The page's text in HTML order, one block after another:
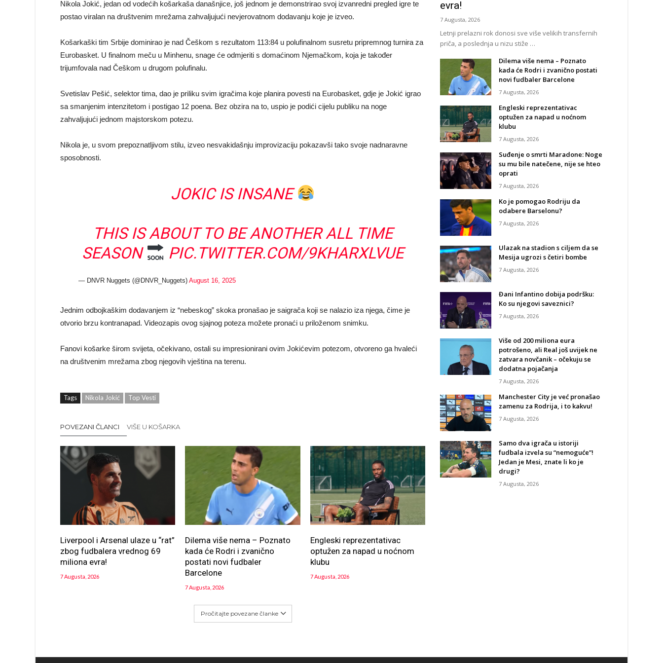
Nikola Jokić, jedan od vodećih košarkaša današnjice, još jednom je demonstrirao svoj izvanredni pregled igre te
postao viralan na društvenim mrežama zahvaljujući nevjerovatnom dodavanju koje je izveo.
Košarkaški tim Srbije dominirao je nad Češkom s rezultatom 113:84 u polufinalnom susretu pripremnog turnira za
Eurobasket. U finalnom meču u Minhenu, snage će odmjeriti s domaćinom Njemačkom, koja je također
trijumfovala nad Češkom u drugom polufinalu.
Svetislav Pešić, selektor tima, dao je priliku svim igračima koje planira povesti na Eurobasket, gdje je Jokić igrao
sa smanjenim intenzitetom i postigao 12 poena. Bez obzira na to, uspio je podići cijelu publiku na noge
zahvaljujući jednom majstorskom potezu.
Nikola je, u svom prepoznatljivom stilu, izveo nesvakidašnju improvizaciju pokazavši tako svoje nadnaravne
sposobnosti.
JOKIC IS INSANE
THIS IS ABOUT TO BE ANOTHER ALL TIME
SEASON
PIC.TWITTER.COM/9KHARXLVUE
— DNVR Nuggets (@DNVR_Nuggets) August 16, 2025
Jednim odbojkaškim dodavanjem iz “nebeskog” skoka pronašao je saigrača koji se nalazio iza njega, čime je
otvorio brzu kontranapad. Videozapis ovog sjajnog poteza možete pronaći u priloženom snimku.
Fanovi košarke širom svijeta, očekivano, ostali su impresionirani ovim Jokićevim potezom, otvoreno ga hvaleći
na društvenim mrežama zbog njegovih vještina na terenu.
Tags Nikola Jokić Top Vesti
POVEZANI ČLANCI VIŠE U KOŠARKA
Liverpool i Arsenal ulaze u “rat”
zbog fudbalera vrednog 69
miliona evra!
7 Augusta, 2026
Dilema više nema – Poznato
kada će Rodri i zvanično
postati novi fudbaler
Barcelone
7 Augusta, 2026
Engleski reprezentativac
optužen za napad u noćnom
klubu
7 Augusta, 2026
Pročitajte povezane članke
evra!
7 Augusta, 2026
Letnji prelazni rok donosi sve više velikih transfernih
priča, a poslednja u nizu stiže …
Dilema više nema – Poznato
kada će Rodri i zvanično postati
novi fudbaler Barcelone
7 Augusta, 2026
Engleski reprezentativac
optužen za napad u noćnom
klubu
7 Augusta, 2026
Suđenje o smrti Maradone: Noge
su mu bile natečene, nije se hteo
oprati
7 Augusta, 2026
Ko je pomogao Rodriju da
odabere Barselonu?
7 Augusta, 2026
Ulazak na stadion s ciljem da se
Mesija ugrozi s četiri bombe
7 Augusta, 2026
Đani Infantino dobija podršku:
Ko su njegovi saveznici?
7 Augusta, 2026
Više od 200 miliona eura
potrošeno, ali Real još uvijek ne
zatvara novčanik – očekuju se
dodatna pojačanja
7 Augusta, 2026
Manchester City je već pronašao
zamenu za Rodrija, i to kakvu!
7 Augusta, 2026
Samo dva igrača u istoriji
fudbala izvela su “nemoguće”!
Jedan je Mesi, znate li ko je
drugi?
7 Augusta, 2026